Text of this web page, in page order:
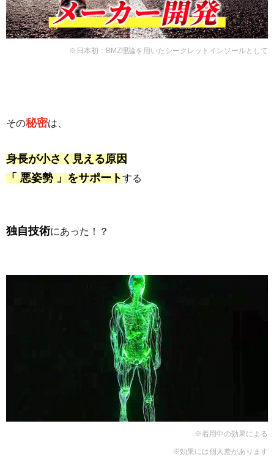
※日本初：BMZ理論を用いたシークレットインソールとして
その秘密は、
身長が小さく見える原因
「 悪姿勢 」をサポートする
独自技術にあった！？
※着用中の効果による
※効果には個人差があります